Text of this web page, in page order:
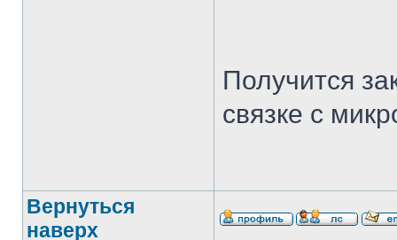
Получится
связке с
Вернуться
наверх